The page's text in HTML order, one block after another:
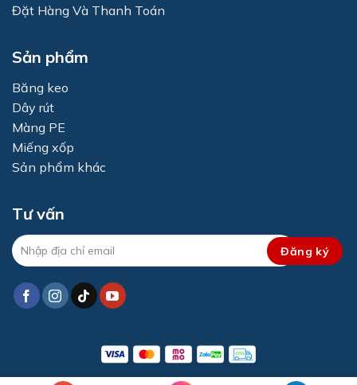
Đặt Hàng Và Thanh Toán
Sản phẩm
Băng keo
Dây rút
Màng PE
Miếng xốp
Sản phẩm khác
Tư vấn